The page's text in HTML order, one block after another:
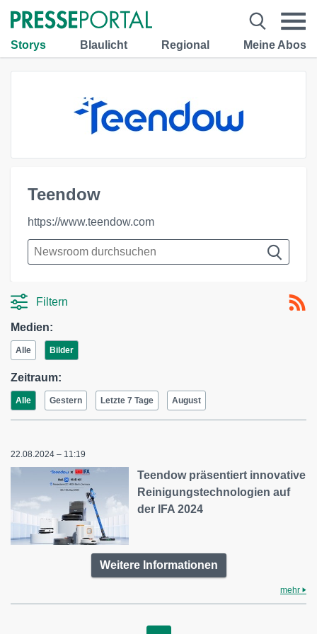
Storys Blaulicht Regional Meine Abos
Teendow
https://www.teendow.com
Filtern
Medien:
Alle Bilder
Zeitraum:
Alle Gestern Letzte 7 Tage August
22.08.2024 – 11:19
Teendow präsentiert innovative
Reinigungstechnologien auf
der IFA 2024
Weitere Informationen
mehr